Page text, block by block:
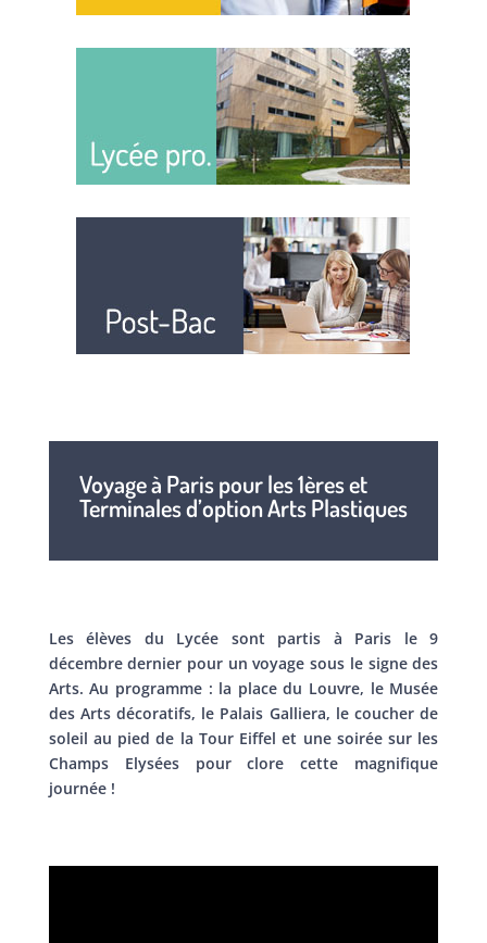
Voyage à Paris pour les 1ères et
Terminales d’option Arts Plastiques
Les élèves du Lycée sont partis à Paris le 9
décembre dernier pour un voyage sous le signe des
Arts. Au programme : la place du Louvre, le Musée
des Arts décoratifs, le Palais Galliera, le coucher de
soleil au pied de la Tour Eiffel et une soirée sur les
Champs Elysées pour clore cette magnifique
journée !